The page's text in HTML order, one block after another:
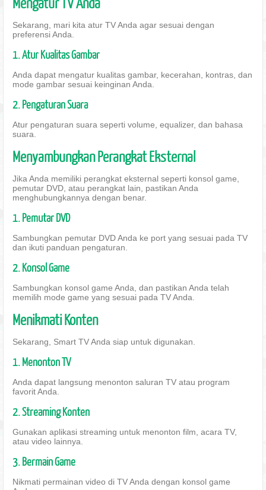
Sekarang, mari kita atur TV Anda agar sesuai dengan
preferensi Anda.
1. Atur Kualitas Gambar
Anda dapat mengatur kualitas gambar, kecerahan, kontras, dan
mode gambar sesuai keinginan Anda.
2. Pengaturan Suara
Atur pengaturan suara seperti volume, equalizer, dan bahasa
suara.
Menyambungkan Perangkat Eksternal
Jika Anda memiliki perangkat eksternal seperti konsol game,
pemutar DVD, atau perangkat lain, pastikan Anda
menghubungkannya dengan benar.
1. Pemutar DVD
Sambungkan pemutar DVD Anda ke port yang sesuai pada TV
dan ikuti panduan pengaturan.
2. Konsol Game
Sambungkan konsol game Anda, dan pastikan Anda telah
memilih mode game yang sesuai pada TV Anda.
Menikmati Konten
Sekarang, Smart TV Anda siap untuk digunakan.
1. Menonton TV
Anda dapat langsung menonton saluran TV atau program
favorit Anda.
2. Streaming Konten
Gunakan aplikasi streaming untuk menonton film, acara TV,
atau video lainnya.
3. Bermain Game
Nikmati permainan video di TV Anda dengan konsol game